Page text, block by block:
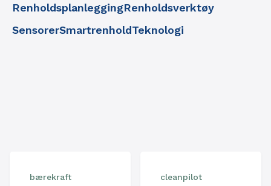
RenholdsplanleggingRenholdsverktøy
SensorerSmartrenholdTeknologi
bærekraft cleanpilot